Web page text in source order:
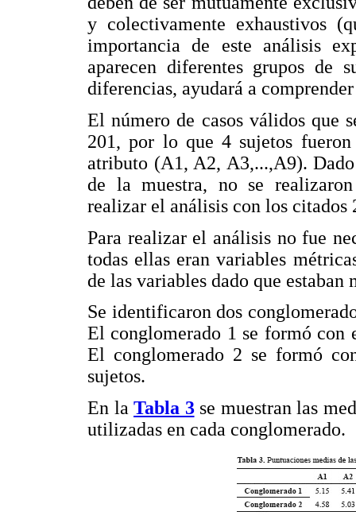
y colectivamente exhaustivos
importancia de este análisis
aparecen diferentes grupos de
diferencias, ayudará a
El número de casos válidos que
201, por lo que 4 sujetos fueron
atributo (A1, A2, A3,...,A9).
de la muestra, no se
realizar el análisis con los citados
Para realizar el análisis no fue
todas ellas eran variables
de las variables dado que estaban
Se identificaron dos
El conglomerado 1 se formó con
El conglomerado 2 se formó
sujetos.
En la Tabla 3se muestran las
utilizadas en cada conglomerado.